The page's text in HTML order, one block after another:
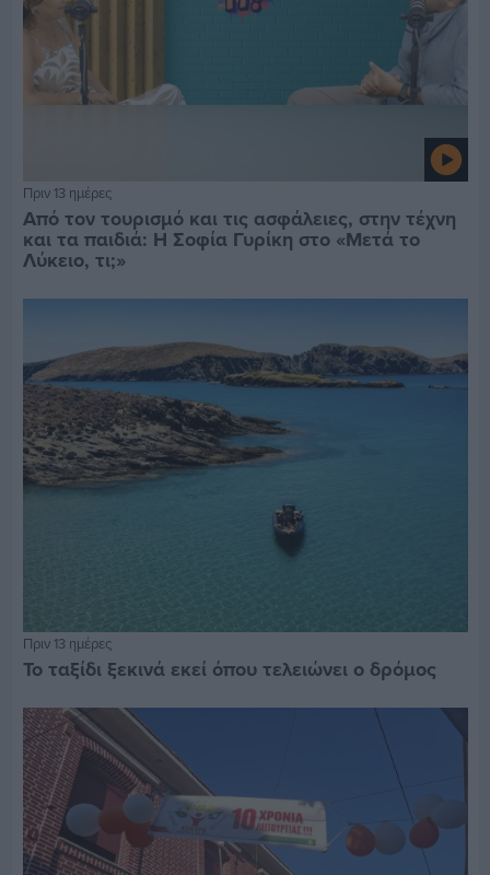
Πριν 13 ημέρες
Από τον τουρισμό και τις ασφάλειες, στην τέχνη
και τα παιδιά: Η Σοφία Γυρίκη στο «Μετά το
Λύκειο, τι;»
Πριν 13 ημέρες
Το ταξίδι ξεκινά εκεί όπου τελειώνει ο δρόμος